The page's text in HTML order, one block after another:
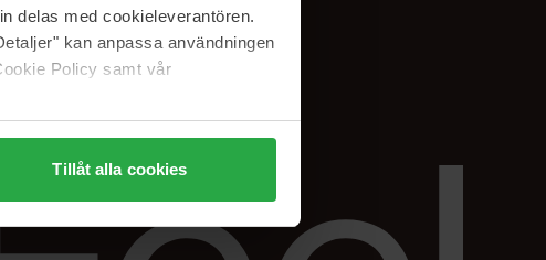
delas med cookieleverantören.
kan anpassa användningen
Policy samt vår
Tillåt alla cookies
Linkedin